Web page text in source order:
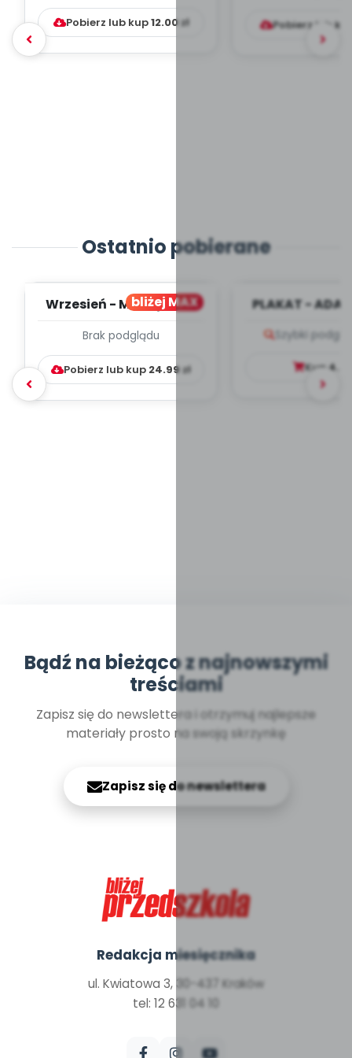
Pobierz lub kup12.00zł Pobierz lub
Ostatnio pobierane
bliżej MAX
Wrzesień - MIESIĘCZNY
WYCHOWAWCZO –
DYDAKTYC...
Brak podglądu
Pobierz lub kup 24.99zł
PLAKAT -
Szybki
Kup
Bądź na bieżąco z najnowszymi
treściami
Zapisz się do newslettera i otrzymuj najlepsze
materiały prosto na swoją skrzynkę
Zapisz się do newslettera
Redakcja miesięcznika
ul. Kwiatowa 3, 30-437 Kraków
tel: 12 631 04 10